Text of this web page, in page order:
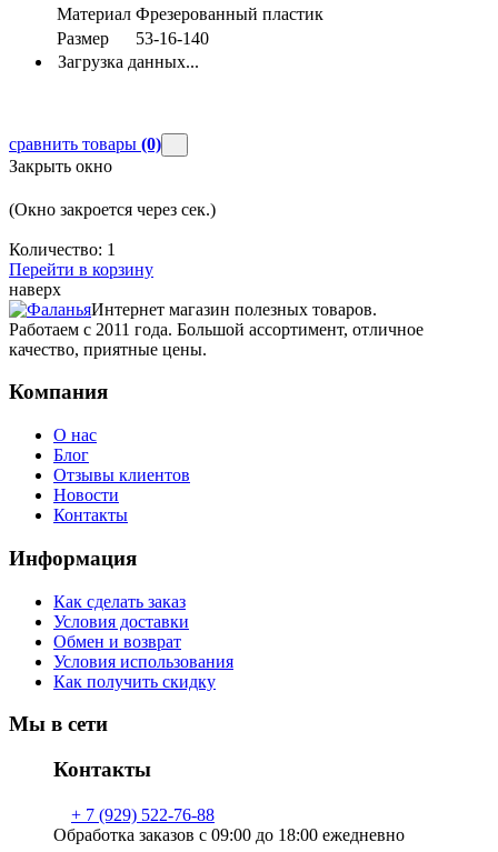
Материал Фрезерованный пластик
Размер
53-16-140
Загрузка данных...
сравнить товары (0)
Закрыть окно
(Окно закроется через сек.)
Количество: 1
Перейти в корзину
наверх
Интернет магазин полезных товаров.
Работаем с 2011 года. Большой ассортимент, отличное
качество, приятные цены.
Компания
О нас
Блог
Отзывы клиентов
Новости
Контакты
Информация
Как сделать заказ
Условия доставки
Обмен и возврат
Условия использования
Как получить скидку
Мы в сети
Контакты
+ 7 (929) 522-76-88
Обработка заказов с 09:00 до 18:00 ежедневно